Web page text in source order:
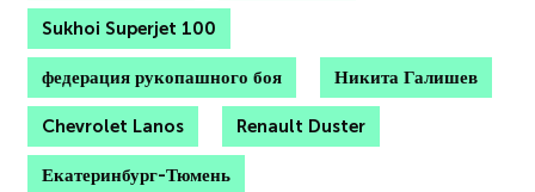
Sukhoi Superjet 100
федерация рукопашного боя Никита Галишев
Chevrolet Lanos Renault Duster
Екатеринбург-Тюмень